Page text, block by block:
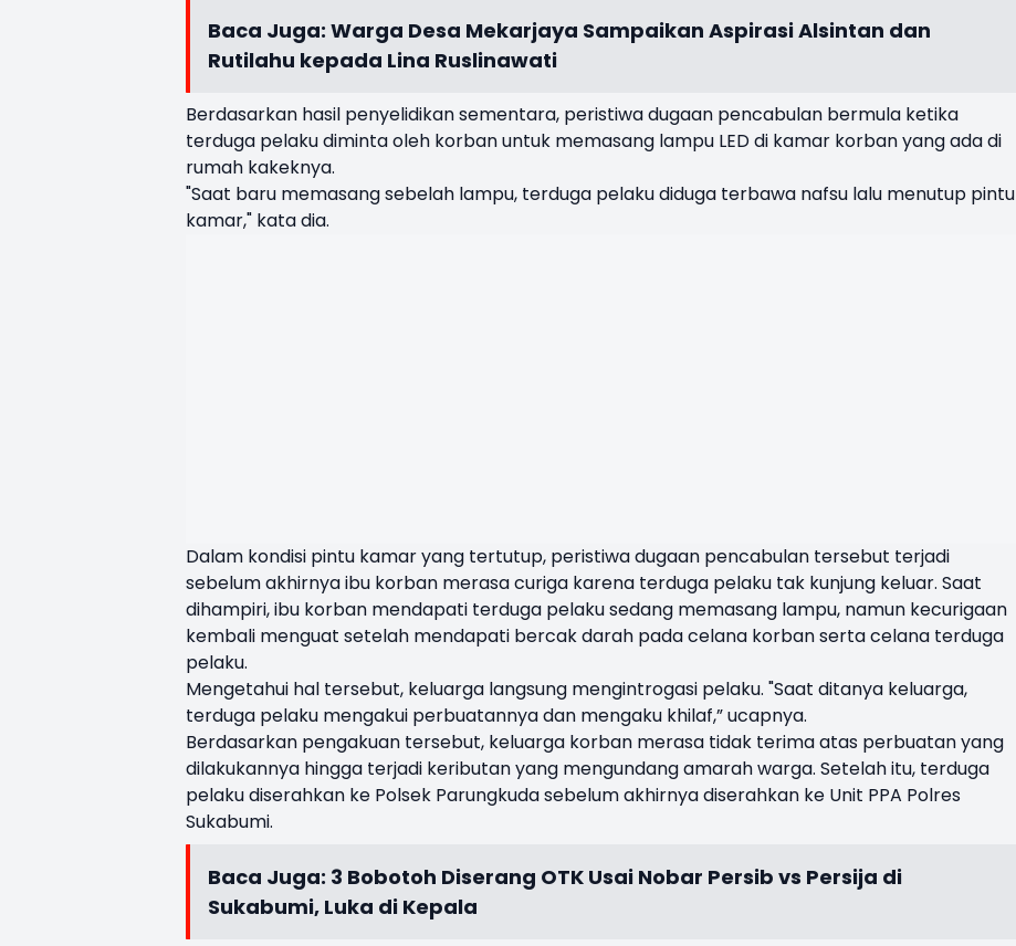
Baca Juga: Warga Desa Mekarjaya Sampaikan Aspirasi Alsintan dan
Rutilahu kepada Lina Ruslinawati
Berdasarkan hasil penyelidikan sementara, peristiwa dugaan pencabulan bermula ketika
terduga pelaku diminta oleh korban untuk memasang lampu LED di kamar korban yang ada di
rumah kakeknya.
"Saat baru memasang sebelah lampu, terduga pelaku diduga terbawa nafsu lalu menutup pintu
kamar," kata dia.
Dalam kondisi pintu kamar yang tertutup, peristiwa dugaan pencabulan tersebut terjadi
sebelum akhirnya ibu korban merasa curiga karena terduga pelaku tak kunjung keluar. Saat
dihampiri, ibu korban mendapati terduga pelaku sedang memasang lampu, namun kecurigaan
kembali menguat setelah mendapati bercak darah pada celana korban serta celana terduga
pelaku.
Mengetahui hal tersebut, keluarga langsung mengintrogasi pelaku. "Saat ditanya keluarga,
terduga pelaku mengakui perbuatannya dan mengaku khilaf,” ucapnya.
Berdasarkan pengakuan tersebut, keluarga korban merasa tidak terima atas perbuatan yang
dilakukannya hingga terjadi keributan yang mengundang amarah warga. Setelah itu, terduga
pelaku diserahkan ke Polsek Parungkuda sebelum akhirnya diserahkan ke Unit PPA Polres
Sukabumi.
Baca Juga: 3 Bobotoh Diserang OTK Usai Nobar Persib vs Persija di
Sukabumi, Luka di Kepala